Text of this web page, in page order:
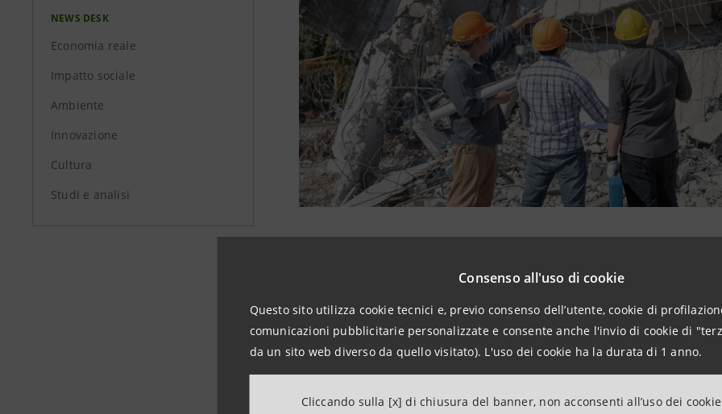
Consenso all'uso di cookie
Questo sito utilizza cookie tecnici e, previo consenso dell’utente, cookie di
comunicazioni pubblicitarie personalizzate e consente anche l'invio di cookie di
da un sito web diverso da quello visitato). L'uso dei cookie ha la durata di 1 anno.
Cliccando sulla [x] di chiusura del banner, non acconsenti all’uso dei
NEWS DESK
Economia reale
Impatto sociale
Ambiente
Innovazione
Cultura
Studi e analisi
sostenibilità e circolarità della bergamasca Vitali Spa: il
un impianto di ultima generazione per la frantumazione di
effetti nocivi degli scarichi di acque reflue e di renderle riutilizzabili
azzerato e con la riduzione al minimo delle emissioni acustiche e
L’operazione a favore di Vitali, azienda attiva nel settore delle